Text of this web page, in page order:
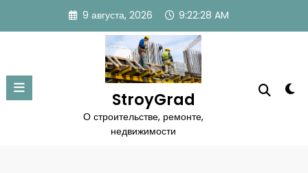
содержимому
9 августа, 2026 9:22:29 AM
StroyGrad
О строительстве, ремонте,
недвижимости